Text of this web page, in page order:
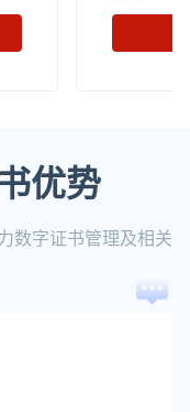
优势
数字证书管理及相关